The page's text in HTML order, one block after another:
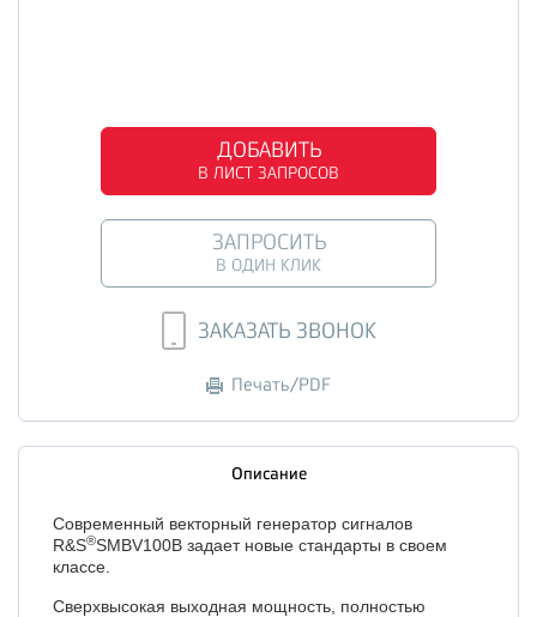
ДОБАВИТЬ
В ЛИСТ ЗАПРОСОВ
ЗАПРОСИТЬ
В ОДИН КЛИК
ЗАКАЗАТЬ ЗВОНОК
Печать/PDF
Описание
Современный векторный генератор сигналов
R&S®SMBV100B задает новые стандарты в своем
классе.
Сверхвысокая выходная мощность, полностью